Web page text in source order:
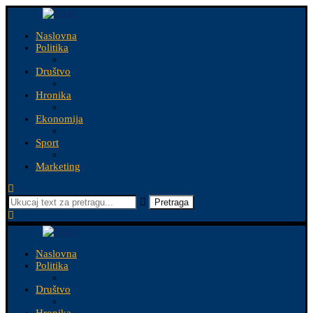
Naslovna
Politika
Društvo
Hronika
Ekonomija
Sport
Marketing
Pretraga
Naslovna
Politika
Društvo